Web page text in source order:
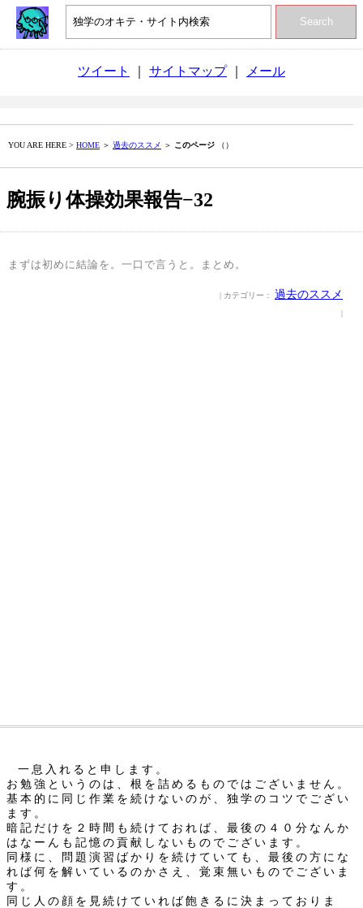
Search
ツイート サイトマップ｜ メール
YOU ARE HERE > HOME ＞ 過去のススメ ＞ このページ （）
腕振り体操効果報告−32
まずは初めに結論を。一口で言うと。まとめ。
| カテゴリー： 過去のススメ
|
一息入れると申します。
お勉強というのは、根を詰めるものではございません。
基本的に同じ作業を続けないのが、独学のコツでござい
ます。
暗記だけを２時間も続けておれば、最後の４０分なんか
はなーんも記憶の貢献しないものでございます。
同様に、問題演習ばかりを続けていても、最後の方にな
れば何を解いているのかさえ、覚束無いものでございま
す。
同じ人の顔を見続けていれば飽きるに決まっておりま